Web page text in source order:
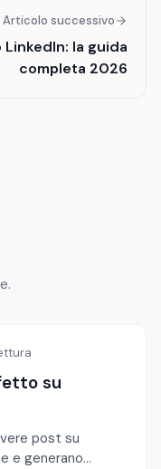
Articolo successivo
la guida
completa 2026
su
post su
e generano